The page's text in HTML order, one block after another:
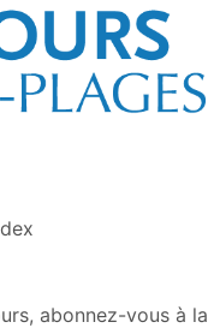
abonnez-vous à la